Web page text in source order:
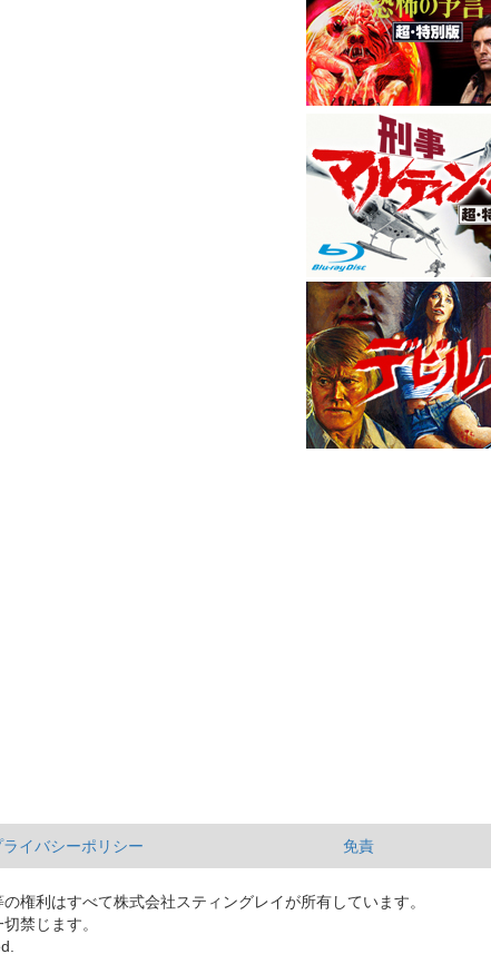
ライバシーポリシー 免責
権利はすべて株式会社スティングレイが所有しています。
禁じます。